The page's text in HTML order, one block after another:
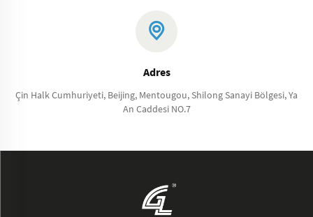
Adres
Çin Halk Cumhuriyeti, Beijing, Mentougou, Shilong Sanayi Bölgesi, Ya
An Caddesi NO.7